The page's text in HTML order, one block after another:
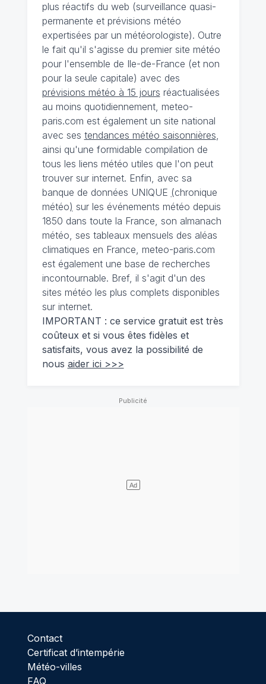
plus réactifs du web (surveillance quasi-
permanente et prévisions météo
expertisées par un météorologiste). Outre
le fait qu'il s'agisse du premier site météo
pour l'ensemble de Ile-de-France (et non
pour la seule capitale) avec des
prévisions météo à 15 jours réactualisées
au moins quotidiennement, meteo-
paris.com est également un site national
avec ses tendances météo saisonnières,
ainsi qu'une formidable compilation de
tous les liens météo utiles que l'on peut
trouver sur internet. Enfin, avec sa
banque de données UNIQUE (chronique
météo) sur les événements météo depuis
1850 dans toute la France, son almanach
météo, ses tableaux mensuels des aléas
climatiques en France, meteo-paris.com
est également une base de recherches
incontournable. Bref, il s'agit d'un des
sites météo les plus complets disponibles
sur internet.
IMPORTANT : ce service gratuit est très
coûteux et si vous êtes fidèles et
satisfaits, vous avez la possibilité de
nous aider ici >>>
Contact
Certificat d’intempérie
Météo-villes
FAQ